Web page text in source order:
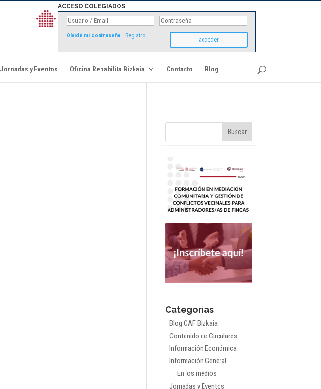
ACCESO COLEGIADOS
Olvidé mi contraseña Registro
Jornadas y Eventos Oficina Rehabilita Bizkaia Contacto Blog
Categorías
Blog CAF Bizkaia
Contenido de Circulares
Información Económica
Información General
En los medios
Jornadas y Eventos